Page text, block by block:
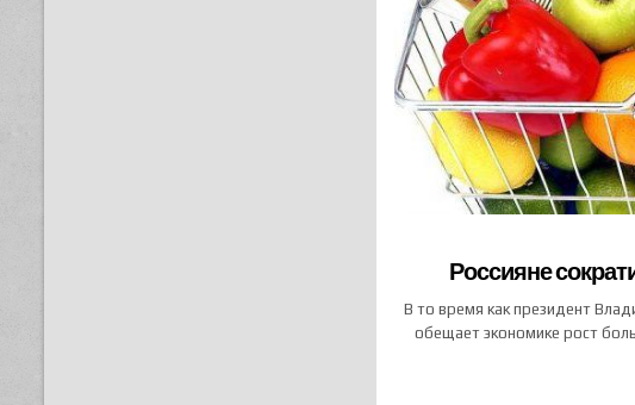
Россияне
В то время как президент
обещает экономике рост